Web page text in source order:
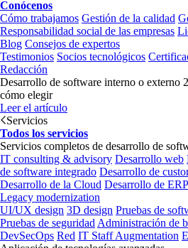
Conócenos
Cómo trabajamos Gestión de la calidad
Responsabilidad social de las empresas
Blog Consejos de expertos
Testimonios Socios tecnológicos
Redacción
Desarrollo de software interno o externo
cómo elegir
Leer el artículo
Servicios
Todos los servicios
Servicios completos de desarrollo de
IT consulting & advisory Desarrollo web
de software integrado Desarrollo de
Desarrollo de la Cloud Desarrollo de ERP
Legacy modernization
UI/UX design 3D design Pruebas de
Pruebas de seguridad Administración de
DevSecOps Red IT Staff Augmentation